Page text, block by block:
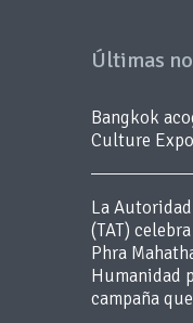
Últimas
Bangkok
Culture
La
(TAT)
Phra
Humanidad
campaña